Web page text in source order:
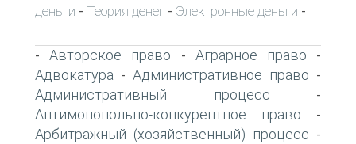
деньги - Теория денег - Электронные деньги -
-Авторское право - Аграрное право -
Адвокатура - Административное право -
Административный процесс -
Антимонопольно-конкурентное право -
Арбитражный (хозяйственный) процесс -